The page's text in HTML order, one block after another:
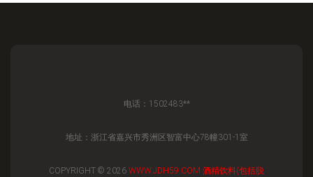
电话：1502483**
地址：浙江省嘉兴市秀洲区智富中心78幢301-1室
COPYRIGHT © 2026 WWW.JDH59.COM 酒精饮料(包括脱